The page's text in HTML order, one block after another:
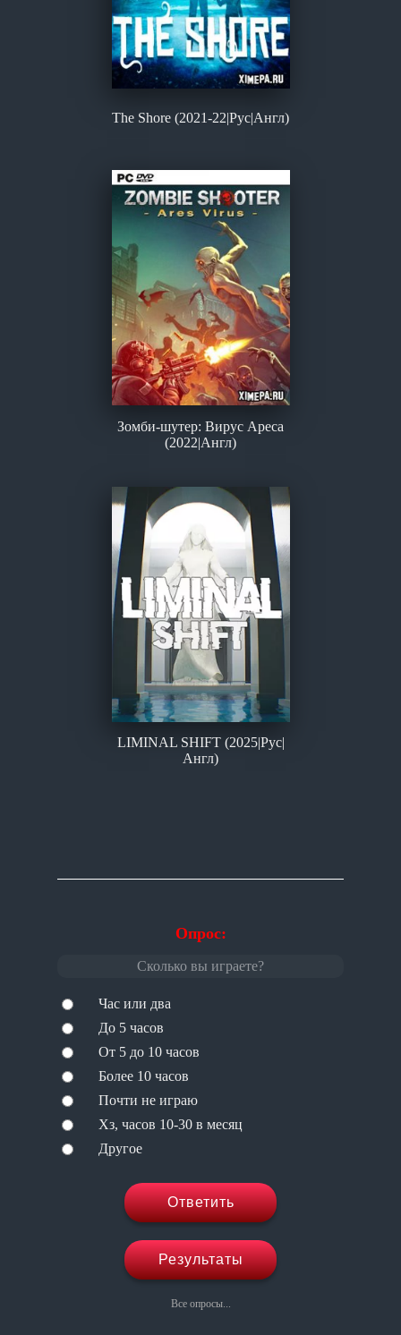
Опрос:
Сколько вы играете?
Час или два
До 5 часов
От 5 до 10 часов
Более 10 часов
Почти не играю
Хз, часов 10-30 в месяц
Другое
Ответить
Результаты
Все опросы...
The Shore (2021-22|Рус|Англ)
Зомби-шутер: Вирус Ареса
(2022|Англ)
LIMINAL SHIFT (2025|Рус|
Англ)